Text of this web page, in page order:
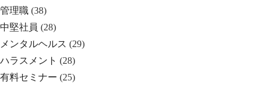
管理職 (38)
中堅社員 (28)
メンタルヘルス (29)
ハラスメント (28)
有料セミナー (25)